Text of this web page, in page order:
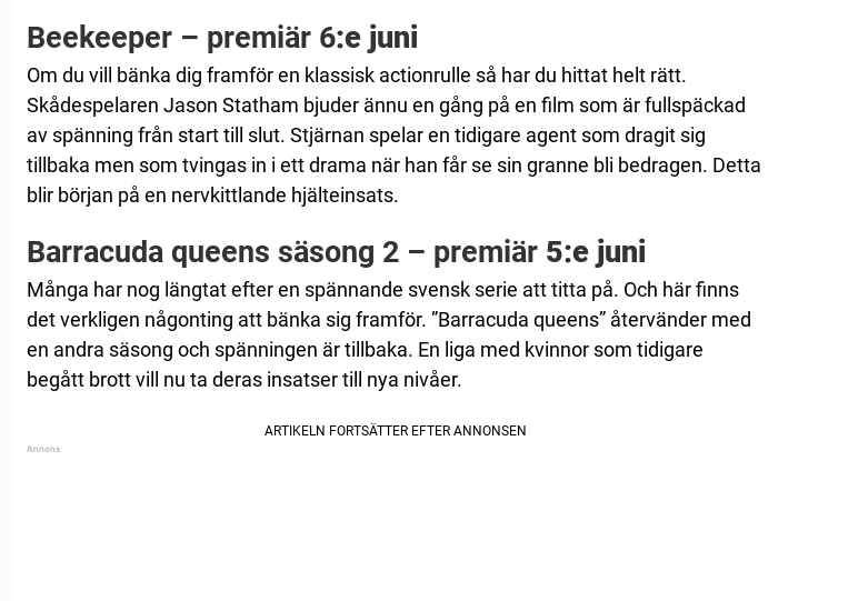
Beekeeper – premiär 6:e juni
Om du vill bänka dig framför en klassisk actionrulle så har du hittat helt rätt.
Skådespelaren Jason Statham bjuder ännu en gång på en film som är fullspäckad
av spänning från start till slut. Stjärnan spelar en tidigare agent som dragit sig
tillbaka men som tvingas in i ett drama när han får se sin granne bli bedragen. Detta
blir början på en nervkittlande hjälteinsats.
Barracuda queens säsong 2 – premiär 5:e juni
Många har nog längtat efter en spännande svensk serie att titta på. Och här finns
det verkligen någonting att bänka sig framför. ”Barracuda queens” återvänder med
en andra säsong och spänningen är tillbaka. En liga med kvinnor som tidigare
begått brott vill nu ta deras insatser till nya nivåer.